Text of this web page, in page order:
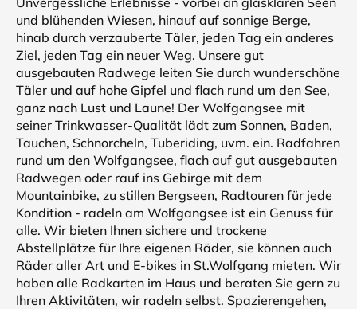
und blühenden Wiesen, hinauf auf sonnige Berge,
hinab durch verzauberte Täler, jeden Tag ein anderes
Ziel, jeden Tag ein neuer Weg. Unsere gut
ausgebauten Radwege leiten Sie durch wunderschöne
Täler und auf hohe Gipfel und flach rund um den See,
ganz nach Lust und Laune! Der Wolfgangsee mit
seiner Trinkwasser-Qualität lädt zum Sonnen, Baden,
Tauchen, Schnorcheln, Tuberiding, uvm. ein. Radfahren
rund um den Wolfgangsee, flach auf gut ausgebauten
Radwegen oder rauf ins Gebirge mit dem
Mountainbike, zu stillen Bergseen, Radtouren für jede
Kondition - radeln am Wolfgangsee ist ein Genuss für
alle. Wir bieten Ihnen sichere und trockene
Abstellplätze für Ihre eigenen Räder, sie können auch
Räder aller Art und E-bikes in St.Wolfgang mieten. Wir
haben alle Radkarten im Haus und beraten Sie gern zu
Ihren Aktivitäten, wir radeln selbst. Spazierengehen,